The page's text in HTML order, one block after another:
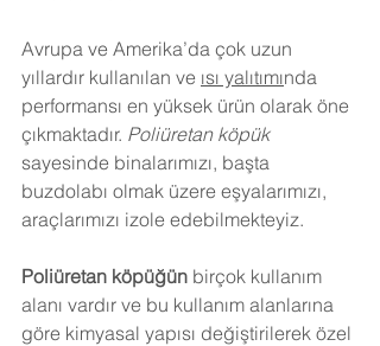
Avrupa ve Amerika’da çok uzun
yıllardır kullanılan ve ısı yalıtımında
performansı en yüksek ürün olarak öne
çıkmaktadır. Poliüretan köpük
sayesinde binalarımızı, başta
buzdolabı olmak üzere eşyalarımızı,
araçlarımızı izole edebilmekteyiz.
Poliüretan köpüğün birçok kullanım
alanı vardır ve bu kullanım alanlarına
göre kimyasal yapısı değiştirilerek özel